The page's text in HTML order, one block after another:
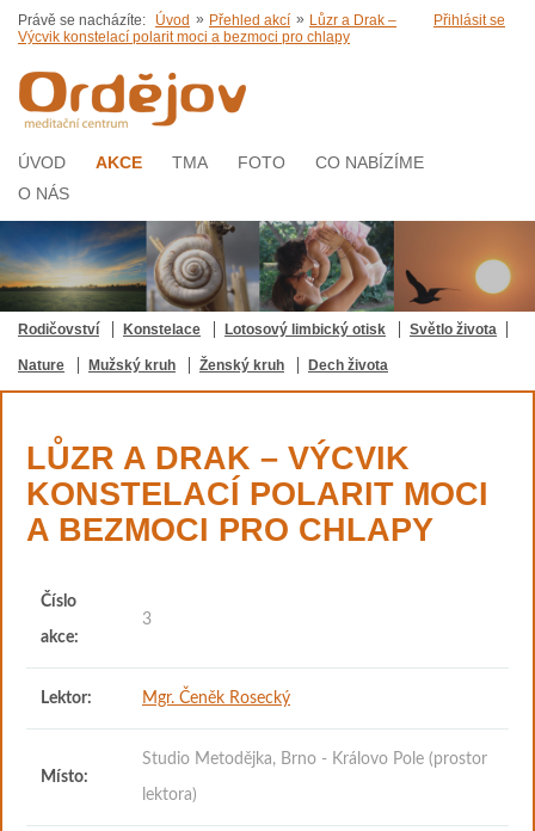
Přihlásit se
Právě se nacházíte: Úvod » Přehled akcí » Lůzr a Drak –
Výcvik konstelací polarit moci a bezmoci pro chlapy
ÚVOD AKCE TMA FOTO
CO NABÍZÍME
O NÁS
Rodičovství Konstelace Lotosový limbický otisk Světlo života
Nature Mužský kruh Ženský kruh Dech života
LŮZR A DRAK – VÝCVIK
KONSTELACÍ POLARIT MOCI
A BEZMOCI PRO CHLAPY
Číslo
akce:
3
Lektor: Mgr. Čeněk Rosecký
Místo:
Studio Metodějka, Brno - Královo Pole (prostor
lektora)